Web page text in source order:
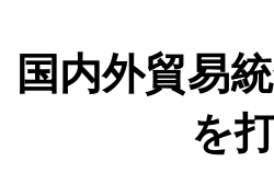
国内外貿易
を